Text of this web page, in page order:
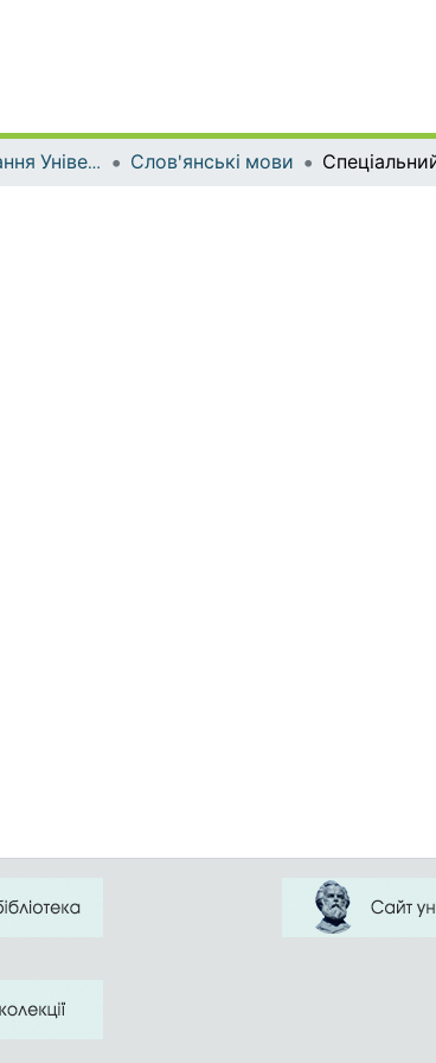
Серіальні видання Університету Слов'янські мови